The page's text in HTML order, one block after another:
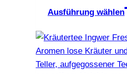
€5,10
€46,90
Ausführung wählen